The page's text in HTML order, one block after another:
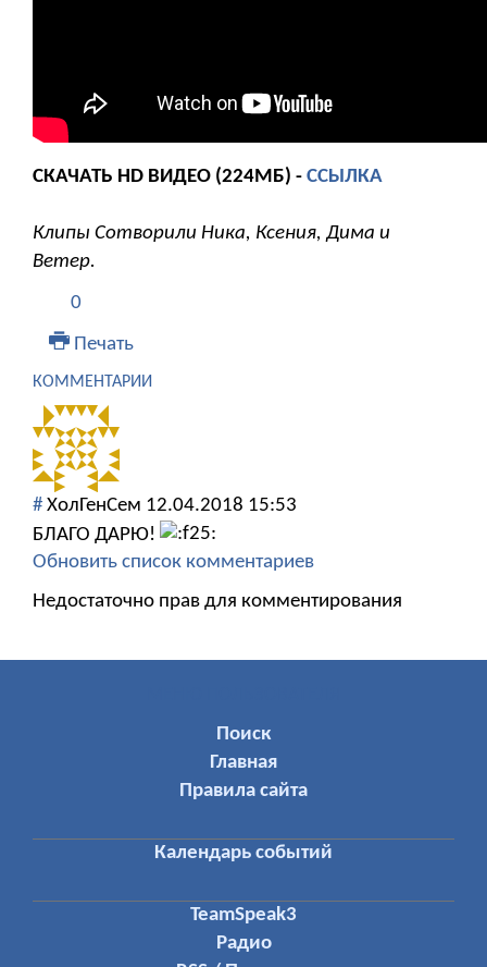
СКАЧАТЬ HD ВИДЕО (224МБ) - ССЫЛКА
Клипы Сотворили Ника, Ксения, Дима и
Ветер.
0
Печать
КОММЕНТАРИИ
# ХолГенСем 12.04.2018 15:53
БЛАГО ДАРЮ!
Обновить список комментариев
Недостаточно прав для комментирования
Поиск
Главная
Правила сайта
Календарь событий
TeamSpeak3
Радио